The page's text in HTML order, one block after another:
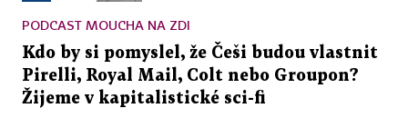
PODCAST MOUCHA NA ZDI
Kdo by si pomyslel, že Češi budou vlastnit
Pirelli, Royal Mail, Colt nebo Groupon?
Žijeme v kapitalistické sci-fi